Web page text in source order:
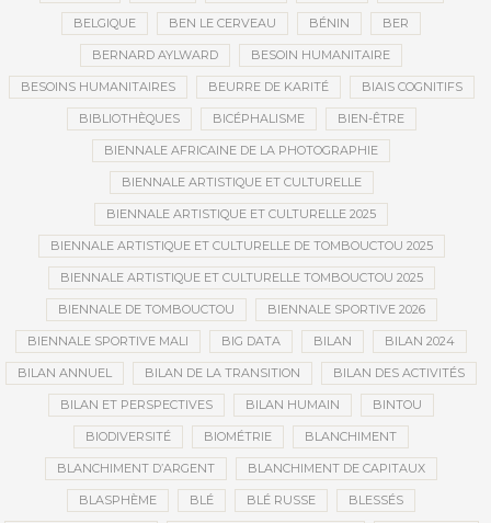
BELGIQUE BEN LE CERVEAU BÉNIN BER
BERNARD AYLWARD BESOIN HUMANITAIRE
BESOINS HUMANITAIRES BEURRE DE KARITÉ BIAIS COGNITIFS
BIBLIOTHÈQUES BICÉPHALISME BIEN-ÊTRE
BIENNALE AFRICAINE DE LA PHOTOGRAPHIE
BIENNALE ARTISTIQUE ET CULTURELLE
BIENNALE ARTISTIQUE ET CULTURELLE 2025
BIENNALE ARTISTIQUE ET CULTURELLE DE TOMBOUCTOU 2025
BIENNALE ARTISTIQUE ET CULTURELLE TOMBOUCTOU 2025
BIENNALE DE TOMBOUCTOU BIENNALE SPORTIVE 2026
BIENNALE SPORTIVE MALI BIG DATA BILAN BILAN 2024
BILAN ANNUEL BILAN DE LA TRANSITION BILAN DES ACTIVITÉS
BILAN ET PERSPECTIVES BILAN HUMAIN BINTOU
BIODIVERSITÉ BIOMÉTRIE BLANCHIMENT
BLANCHIMENT D’ARGENT BLANCHIMENT DE CAPITAUX
BLASPHÈME BLÉ BLÉ RUSSE BLESSÉS